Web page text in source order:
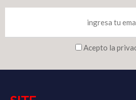
Acepto la